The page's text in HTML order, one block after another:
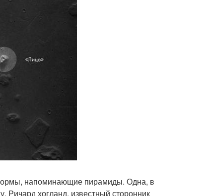
напоминающие пирамиды. Одна, в
Ричард хогланд, известный сторонник